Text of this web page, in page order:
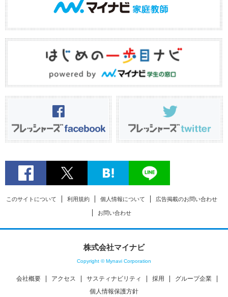
このサイトについて 利用規約 個人情報について 広告掲載のお問い合わせ
お問い合わせ
株式会社マイナビ
Copyright © Mynavi Corporation
会社概要 アクセス サスティナビリティ 採用
グループ企業
個人情報保護方針